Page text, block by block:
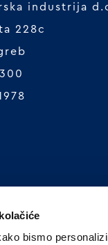
bismo
industrija
228c